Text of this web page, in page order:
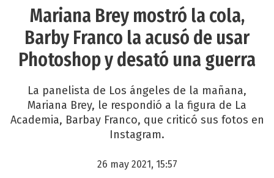
Mariana Brey mostró la cola,
Barby Franco la acusó de usar
Photoshop y desató una guerra
La panelista de Los ángeles de la mañana,
Mariana Brey, le respondió a la figura de La
Academia, Barbay Franco, que criticó sus fotos en
Instagram.
26 may 2021, 15:57